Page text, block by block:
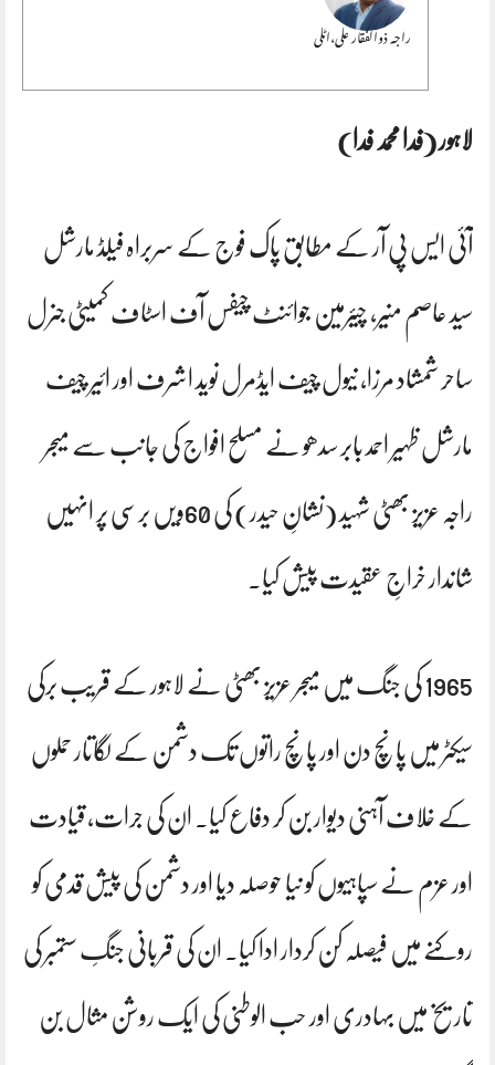
راجہ ذوالفقار علی،اٹلی
لاہور (فدا محمد فدا)
آئی ایس پی آر کے مطابق پاک فوج کے سربراہ فیلڈ مارشل
سید عاصم منیر، چیئرمین جوائنٹ چیفس آف اسٹاف کمیٹی جنرل
ساحر شمشاد مرزا، نیول چیف ایڈمرل نوید اشرف اور ائیر چیف
مارشل ظہیر احمد بابر سدھو نے مسلح افواج کی جانب سے میجر
راجہ عزیز بھٹی شہید (نشانِ حیدر) کی 60ویں برسی پر انہیں
شاندار خراجِ عقیدت پیش کیا۔
1965 کی جنگ میں میجر عزیز بھٹی نے لاہور کے قریب برکی
سیکٹر میں پانچ دن اور پانچ راتوں تک دشمن کے لگاتار حملوں
کے خلاف آہنی دیوار بن کر دفاع کیا۔ ان کی جرات، قیادت
اور عزم نے سپاہیوں کو نیا حوصلہ دیا اور دشمن کی پیش قدمی کو
روکنے میں فیصلہ کن کردار ادا کیا۔ ان کی قربانی جنگِ ستمبر کی
تاریخ میں بہادری اور حب الوطنی کی ایک روشن مثال بن